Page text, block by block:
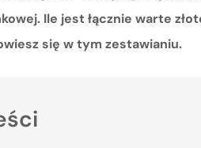
Ile jest łącznie warte
się w tym zestawianiu.